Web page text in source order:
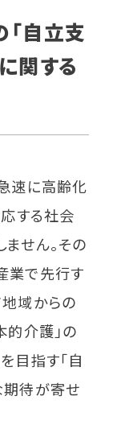
自立支
関する
速に高齢化
応する社会
せん。その
業で先行す
域からの
的介護」の
目指す「自
期待が寄せ